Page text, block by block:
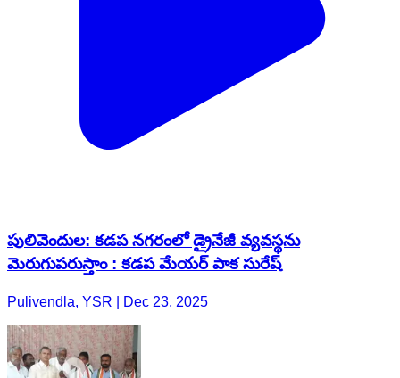
పులివెందుల: కడప నగరంలో డ్రైనేజీ వ్యవస్థను
మెరుగుపరుస్తాం : కడప మేయర్ పాక సురేష్
Pulivendla, YSR | Dec 23, 2025